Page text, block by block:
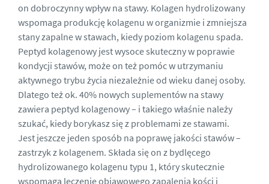
on dobroczynny wpływ na stawy. Kolagen hydrolizowany
wspomaga produkcję kolagenu w organizmie i zmniejsza
stany zapalne w stawach, kiedy poziom kolagenu spada.
Peptyd kolagenowy jest wysoce skuteczny w poprawie
kondycji stawów, może on też pomóc w utrzymaniu
aktywnego trybu życia niezależnie od wieku danej osoby.
Dlatego też ok. 40% nowych suplementów na stawy
zawiera peptyd kolagenowy – i takiego właśnie należy
szukać, kiedy borykasz się z problemami ze stawami.
Jest jeszcze jeden sposób na poprawę jakości stawów –
zastrzykz kolagenem. Składa się on z bydlęcego
hydrolizowanego kolagenu typu 1, który skutecznie
wspomaga leczenie objawowego zapalenia kości i